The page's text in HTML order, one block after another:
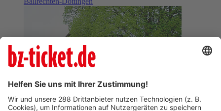
Castellberghütte
Ballrechten-Dottingen